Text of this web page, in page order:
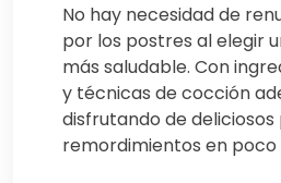
No hay necesidad de
por los postres al elegir
más saludable. Con
y técnicas de cocción
disfrutando de deliciosos
remordimientos en poco